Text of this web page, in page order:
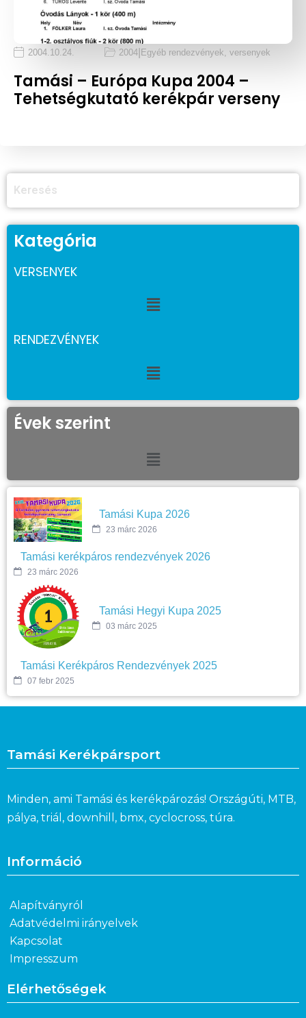
2004.10.24. 2004 Egyéb rendezvények, versenyek
Tamási – Európa Kupa 2004 –
Tehetségkutató kerékpár verseny
Kategória
VERSENYEK
RENDEZVÉNYEK
Évek szerint
Tamási Kupa 2026
23 márc 2026
Tamási kerékpáros rendezvények 2026
23 márc 2026
Tamási Hegyi Kupa 2025
03 márc 2025
Tamási Kerékpáros Rendezvények 2025
07 febr 2025
Tamási Kerékpársport
Minden, ami Tamási és kerékpározás! Országúti, MTB,
pálya, triál, downhill, bmx, cyclocross, túra.
Információ
Alapítványról
Adatvédelmi irányelvek
Kapcsolat
Impresszum
Elérhetőségek